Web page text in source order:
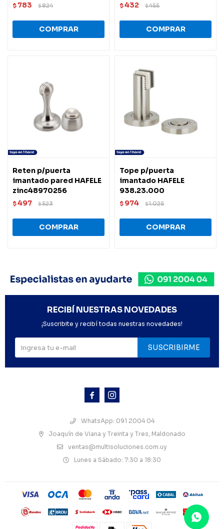
$ 783 $824 $432 $455
Reten p/puerta
imantado pared HAFELE
zinc48970256
$497 $523
Tope p/puerta
imantado HAFELE
938.23.000
$ 974 $1.025
 
WhatsApp: 091 2004 04
Joaquín de Viana y Treinta y Tres, Maldonado
ventas@multisoluciones.com.uy
Lunes a Sábado: 7:30 a 18:30
RECIBÍ NUESTRAS NOVEDADES
¡Suscribite y recibí todas nuestras novedades!
SUSCRIBIRME